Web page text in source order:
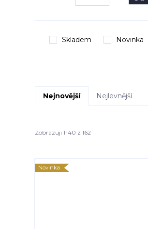
Skladem Novinka
Nejnovější Nejlevnější
Zobrazuji 1-40 z 162
Novinka